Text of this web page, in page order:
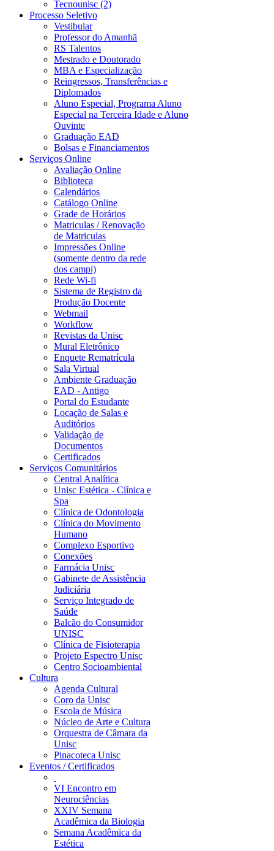
Tecnounisc (2)
Processo Seletivo
Vestibular
Professor do Amanhã
RS Talentos
Mestrado e Doutorado
MBA e Especialização
Reingressos, Transferências e
Diplomados
Aluno Especial, Programa Aluno
Especial na Terceira Idade e Aluno
Ouvinte
Graduação EAD
Bolsas e Financiamentos
Serviços Online
Avaliação Online
Biblioteca
Calendários
Catálogo Online
Grade de Horários
Matriculas / Renovação
de Matriculas
Impressões Online
(somente dentro da rede
dos campi)
Rede Wi-fi
Sistema de Registro da
Produção Docente
Webmail
Workflow
Revistas da Unisc
Mural Eletrônico
Enquete Rematrícula
Sala Virtual
Ambiente Graduação
EAD - Antigo
Portal do Estudante
Locação de Salas e
Auditórios
Validação de
Documentos
Certificados
Serviços Comunitários
Central Analítica
Unisc Estética - Clínica e
Spa
Clínica de Odontologia
Clínica do Movimento
Humano
Complexo Esportivo
Conexões
Farmácia Unisc
Gabinete de Assistência
Judiciária
Serviço Integrado de
Saúde
Balcão do Consumidor
UNISC
Clínica de Fisioterapia
Projeto Espectro Unisc
Centro Socioambiental
Cultura
Agenda Cultural
Coro da Unisc
Escola de Música
Núcleo de Arte e Cultura
Orquestra de Câmara da
Unisc
Pinacoteca Unisc
Eventos / Certificados
VI Encontro em
Neurociências
XXIV Semana
Acadêmica da Biologia
Semana Acadêmica da
Estética